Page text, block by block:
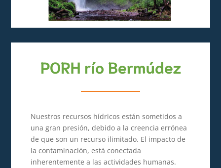
PORH río Bermúdez
Nuestros recursos hídricos están sometidos a
una gran presión, debido a la creencia errónea
de que son un recurso ilimitado. El impacto de
la contaminación, está conectada
inherentemente a las actividades humanas.